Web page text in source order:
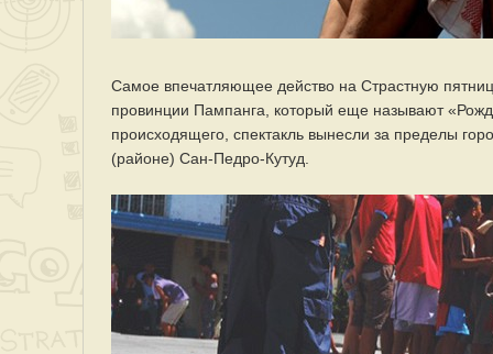
Самое впечатляющее действо на Страстную
провинции Пампанга, который еще называют
происходящего, спектакль вынесли за пределы
(районе) Сан-Педро-Кутуд.